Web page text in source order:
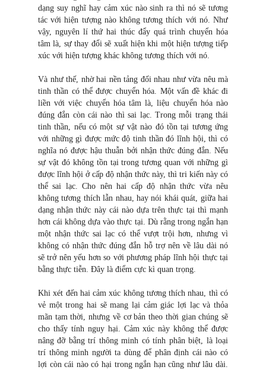
dạng suy nghĩ hay cảm xúc nào sinh ra thì nó sẽ tương
tác với hiện tượng nào không tương thích với nó. Như
vậy, nguyên lí thứ hai thúc đẩy quá trình chuyển hóa
tâm là, sự thay đổi sẽ xuất hiện khi một hiện tượng tiếp
xúc với hiện tượng khác không tương thích với nó.
Và như thế, nhờ hai nền tảng đối nhau như vừa nêu mà
tinh thần có thể được chuyển hóa. Một vấn đề khác đi
liền với việc chuyển hóa tâm là, liệu chuyển hóa nào
đúng đắn còn cái nào thì sai lạc. Trong mỗi trạng thái
tinh thần, nếu có một sự vật nào đó tồn tại tương ứng
với những gì được mức độ tinh thần đó lĩnh hội, thì có
nghĩa nó được hậu thuẫn bởi nhận thức đúng đắn. Nếu
sự vật đó không tồn tại trong tương quan với những gì
được lĩnh hội ở cấp độ nhận thức này, thì tri kiến này có
thể sai lạc. Cho nên hai cấp độ nhận thức vừa nêu
không tương thích lẫn nhau, hay nói khái quát, giữa hai
dạng nhận thức này cái nào dựa trên thực tại thì mạnh
hơn cái không dựa vào thực tại. Dù rằng trong ngắn hạn
một nhận thức sai lạc có thể vượt trội hơn, nhưng vì
không có nhận thức đúng đắn hỗ trợ nên về lâu dài nó
sẽ trở nên yếu hơn so với phương pháp lĩnh hội thực tại
bằng thực tiễn. Đây là điểm cực kì quan trọng.
Khi xét đến hai cảm xúc không tương thích nhau, thì có
vẻ một trong hai sẽ mang lại cảm giác lợi lạc và thỏa
mãn tạm thời, nhưng về cơ bản theo thời gian chúng sẽ
cho thấy tính nguy hại. Cảm xúc này không thể được
nâng đỡ bằng trí thông minh có tính phân biệt, là loại
trí thông minh người ta dùng để phân định cái nào có
lợi còn cái nào có hại trong ngắn hạn cũng như lâu dài.